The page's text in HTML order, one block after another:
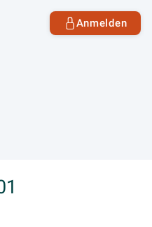
Anmelden